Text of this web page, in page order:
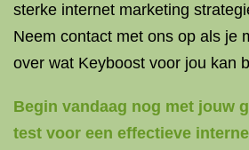
sterke internet marketing
Neem contact met ons op als je
over wat Keyboost voor jou kan
Begin vandaag nog met jouw
test voor een effectieve